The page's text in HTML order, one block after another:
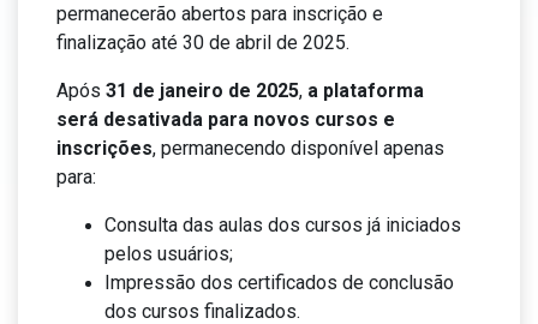
permanecerão abertos para inscrição e
finalização até 30 de abril de 2025.
Após 31 de janeiro de 2025, a plataforma
será desativada para novos cursos e
inscrições, permanecendo disponível apenas
para:
Consulta das aulas dos cursos já iniciados
pelos usuários;
Impressão dos certificados de conclusão
dos cursos finalizados.